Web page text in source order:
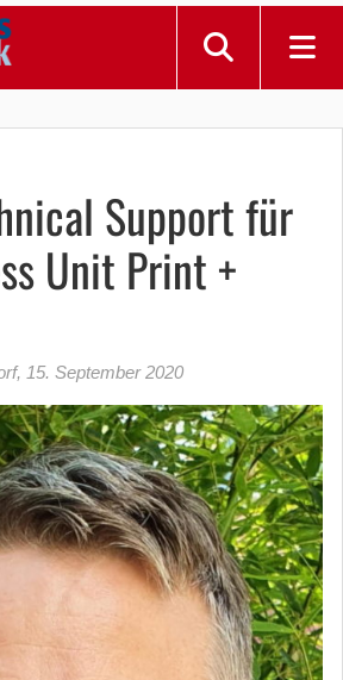
Support für
Unit Print +
, 15. September 2020